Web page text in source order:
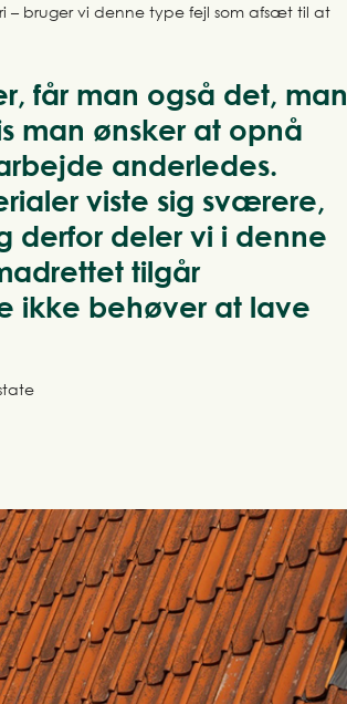
– bruger vi denne type fejl som afsæt til at
får man også det, man
man ønsker at opnå
anderledes.
viste sig sværere,
derfor deler vi i denne
tilgår
ikke behøver at lave